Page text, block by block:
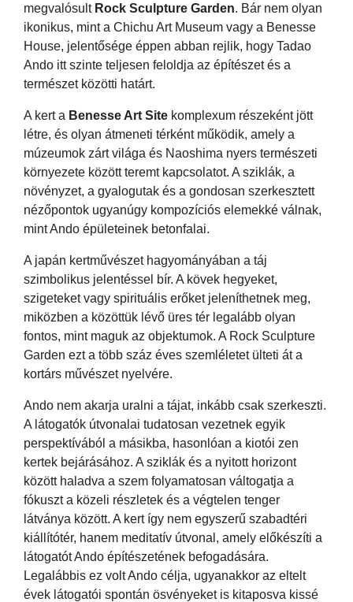
megvalósult Rock Sculpture Garden. Bár nem olyan
ikonikus, mint a Chichu Art Museum vagy a Benesse
House, jelentősége éppen abban rejlik, hogy Tadao
Ando itt szinte teljesen feloldja az építészet és a
természet közötti határt.
A kert a Benesse Art Site komplexum részeként jött
létre, és olyan átmeneti térként működik, amely a
múzeumok zárt világa és Naoshima nyers természeti
környezete között teremt kapcsolatot. A sziklák, a
növényzet, a gyalogutak és a gondosan szerkesztett
nézőpontok ugyanúgy kompozíciós elemekké válnak,
mint Ando épületeinek betonfalai.
A japán kertművészet hagyományában a táj
szimbolikus jelentéssel bír. A kövek hegyeket,
szigeteket vagy spirituális erőket jeleníthetnek meg,
miközben a közöttük lévő üres tér legalább olyan
fontos, mint maguk az objektumok. A Rock Sculpture
Garden ezt a több száz éves szemléletet ülteti át a
kortárs művészet nyelvére.
Ando nem akarja uralni a tájat, inkább csak szerkeszti.
A látogatók útvonalai tudatosan vezetnek egyik
perspektívából a másikba, hasonlóan a kiotói zen
kertek bejárásához. A sziklák és a nyitott horizont
között haladva a szem folyamatosan váltogatja a
fókuszt a közeli részletek és a végtelen tenger
látványa között. A kert így nem egyszerű szabadtéri
kiállítótér, hanem meditatív útvonal, amely előkészíti a
látogatót Ando építészetének befogadására.
Legalábbis ez volt Ando célja, ugyanakkor az eltelt
évek látogatói spontán ösvényeket is kitaposva kissé